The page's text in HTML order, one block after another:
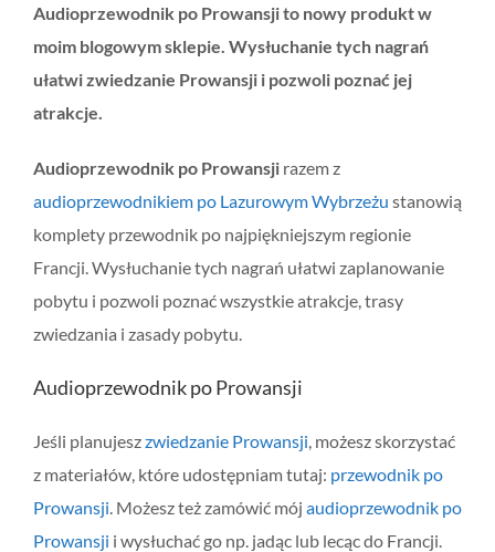
Audioprzewodnik po Prowansji to nowy produkt w
moim blogowym sklepie. Wysłuchanie tych nagrań
ułatwi zwiedzanie Prowansji i pozwoli poznać jej
atrakcje.
Audioprzewodnik po Prowansji razem z
audioprzewodnikiem po Lazurowym Wybrzeżu stanowią
komplety przewodnik po najpiękniejszym regionie
Francji. Wysłuchanie tych nagrań ułatwi zaplanowanie
pobytu i pozwoli poznać wszystkie atrakcje, trasy
zwiedzania i zasady pobytu.
Audioprzewodnik po Prowansji
Jeśli planujeszzwiedzanie Prowansji , możesz skorzystać
z materiałów, które udostępniam tutaj: przewodnik po
Prowansji . Możesz też zamówić mój audioprzewodnik po
Prowansji i wysłuchać go np. jadąc lub lecąc do Francji.